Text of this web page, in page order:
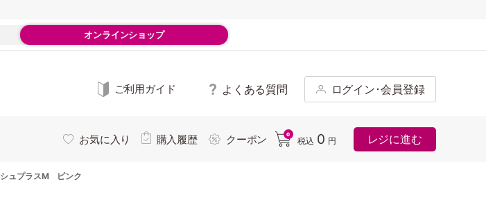
オンラインショップ
ご利用ガイド よくある質問 ログイン･会員登録
お気に入り 購入履歴 クーポン 0
税込 0 円 レジに進む
ュプラスM ピンク